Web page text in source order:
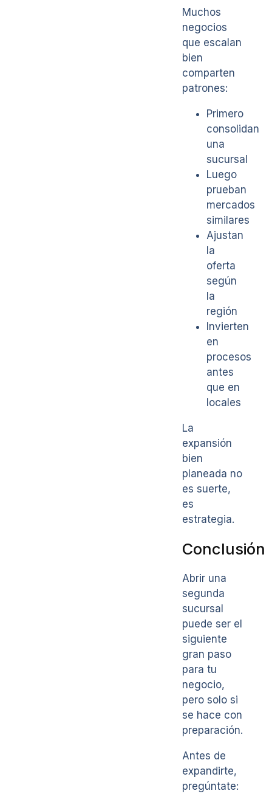
Muchos
negocios
que escalan
bien
comparten
patrones:
Primero
consolidan
una
sucursal
Luego
prueban
mercados
similares
Ajustan
la
oferta
según
la
región
Invierten
en
procesos
antes
que en
locales
La
expansión
bien
planeada no
es suerte,
es
estrategia.
Conclusión
Abrir una
segunda
sucursal
puede ser el
siguiente
gran paso
para tu
negocio,
pero solo si
se hace con
preparación.
Antes de
expandirte,
pregúntate: